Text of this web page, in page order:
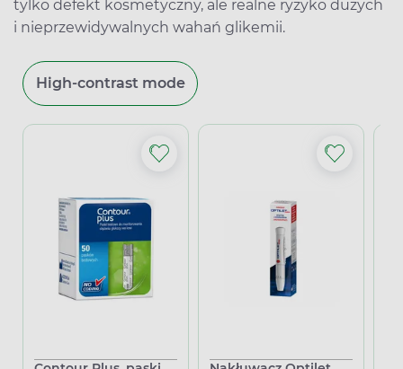
tylko defekt kosmetyczny, ale realne ryzyko dużych
i nieprzewidywalnych wahań glikemii.
High-contrast mode